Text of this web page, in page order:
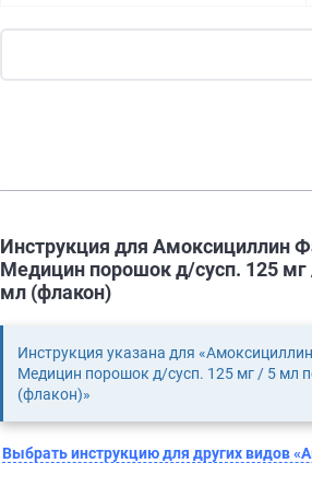
Инструкция для Амоксициллин
Медицин порошок д/сусп. 125 мг
мл (флакон)
Инструкция указана для
Медицин порошок д/сусп. 125 мг / 5 мл
(флакон)»
Выбрать инструкцию для других видов